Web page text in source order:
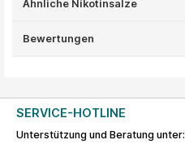
Ähnliche Nikotinsalze
Bewertungen
SERVICE-HOTLINE
Unterstützung und Beratung unter: